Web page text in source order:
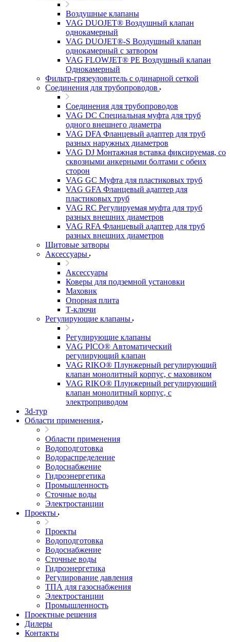
Воздушные клапаны
VAG DUOJET® Воздушный клапан
однокамерный
VAG DUOJET®-S Воздушный клапан
однокамерный с затвором
VAG FLOWJET® PE Воздушный клапан
Однокамерный
Фильтр-грязеуловитель с одинарной сеткой
Соединения для трубопроводов
Соединения для трубопроводов
VAG DC Специальная муфта для труб
одного внешнего диаметра
VAG DFA Фланцевый адаптер для труб
разных наружных диаметров
VAG DJ Монтажная вставка фиксируемая, со
сквозными анкерными болтами с обеих
сторон
VAG GC Муфта для пластиковых труб
VAG GFA Фланцевый адаптер для
пластиковых труб
VAG RC Регулируемая муфта для труб
разных внешних диаметров
VAG RFA Фланцевый адаптер для труб
разных внешних диаметров
Щитовые затворы
Аксессуары
Аксессуары
Коверы для подземной установки
Маховик
Опорная плита
Т-ключи
Регулирующие клапаны
Регулирующие клапаны
VAG PICO® Автоматический
регулирующий клапан
VAG RIKO® Плунжерный регулирующий
клапан монолитный корпус, с маховиком
VAG RIKO® Плунжерный регулирующий
клапан монолитный корпус, с
электроприводом
3d-тур
Области применения
Области применения
Водоподготовка
Водораспределение
Водоснабжение
Гидроэнергетика
Промышленность
Сточные воды
Электростанции
Проекты
Проекты
Водоподготовка
Водоснабжение
Сточные воды
Гидроэнергетика
Регулирование давления
ТПА для газоснабжения
Электростанции
Промышленность
Проектные решения
Дилеры
Контакты